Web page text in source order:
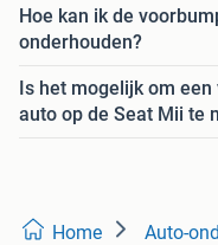
Hoe kan ik de
onderhouden?
Is het mogelijk om
auto op de Seat Mii te
Home Auto-